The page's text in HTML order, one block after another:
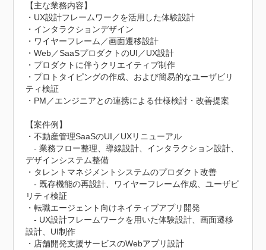
【主な業務内容】
・UX設計フレームワークを活用した体験設計
・インタラクションデザイン
・ワイヤーフレーム／画面遷移設計
・Web／SaaSプロダクトのUI／UX設計
・プロダクトに伴うクリエイティブ制作
・プロトタイピングの作成、および簡易的なユーザビリ
ティ検証
・PM／エンジニアとの連携による仕様検討・改善提案
【案件例】
・不動産管理SaaSのUI／UXリニューアル
- 業務フロー整理、導線設計、インタラクション設計、
デザインシステム整備
・タレントマネジメントシステムのプロダクト改善
- 既存機能の再設計、ワイヤーフレーム作成、ユーザビ
リティ検証
・転職エージェント向けネイティブアプリ開発
- UX設計フレームワークを用いた体験設計、画面遷移
設計、UI制作
・店舗開発支援サービスのWebアプリ設計